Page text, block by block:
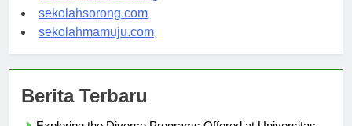
sekolahindonesia.org
sekolahsorong.com